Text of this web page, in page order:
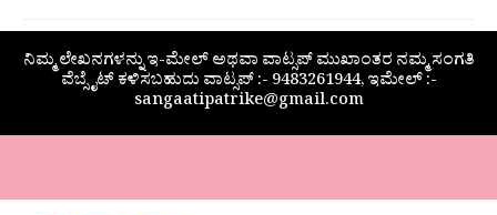
ನಿಮ್ಮ ಲೇಖನಗಳನ್ನು ಇ-ಮೇಲ್ ಅಥವಾ ವಾಟ್ಸಪ್ ಮುಖಾಂತರ ನಮ್ಮ ಸಂಗತಿ
ವೆಬ್ಸೈಟ್ ಕಳಿಸಬಹುದು ವಾಟ್ಸಪ್‌ :- 9483261944, ಇಮೇಲ್ :-
sangaatipatrike@gmail.com